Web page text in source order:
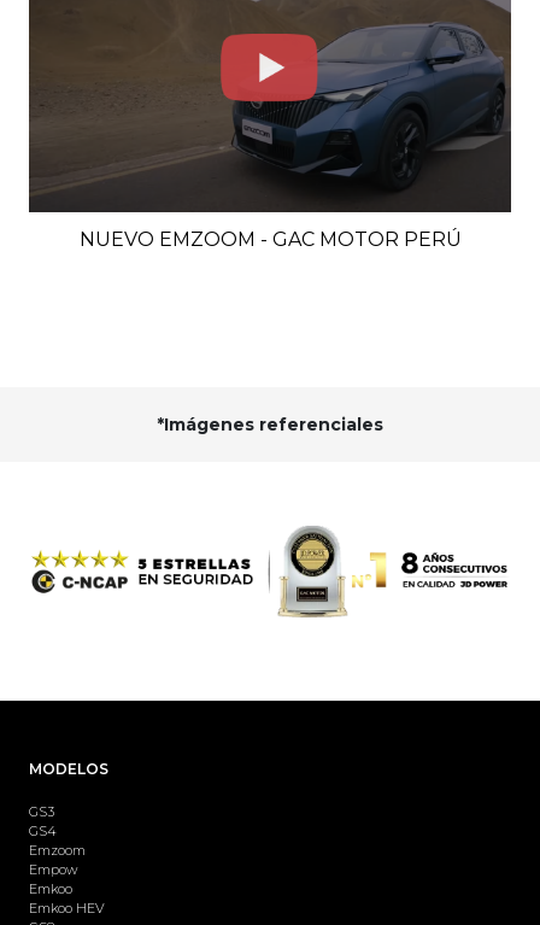
NUEVO EMZOOM - GAC MOTOR PERÚ
*Imágenes referenciales
MODELOS
GS3
GS4
Emzoom
Empow
Emkoo
Emkoo HEV